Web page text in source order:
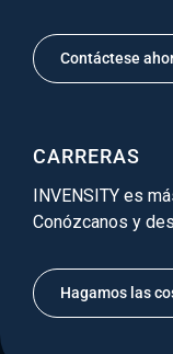
Contáctese
CARRERAS
INVENSITY es
Conózcanos y
Hagamos las